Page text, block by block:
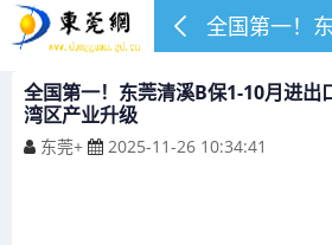
全国第一！东莞清溪B保1-10月进出
湾区产业升级
东莞+ 2025-11-26 10:34:41